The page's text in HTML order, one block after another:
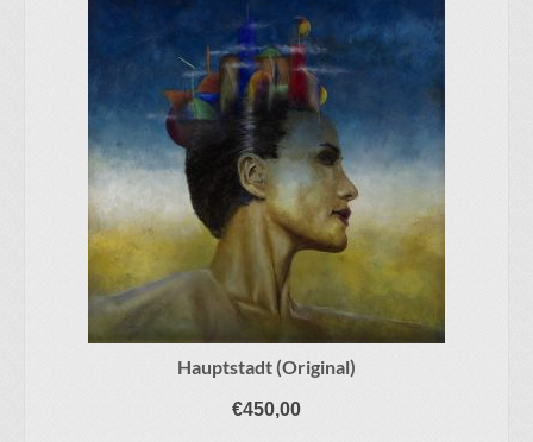
Hauptstadt (Original)
€450,00